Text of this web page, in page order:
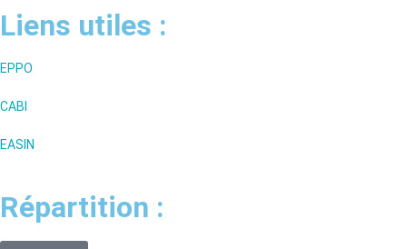
Liens utiles :
EPPO
CABI
EASIN
Répartition :